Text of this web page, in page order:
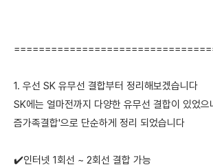
1. 우선 SK 유무선 결합부터 정리해보겠습니다
SK에는 얼마전까지 다양한 유무선 결합이 있었
즘가족결합'으로 단순하게 정리 되었습니다
✔️인터넷 1회선 ~ 2회선 결합 가능